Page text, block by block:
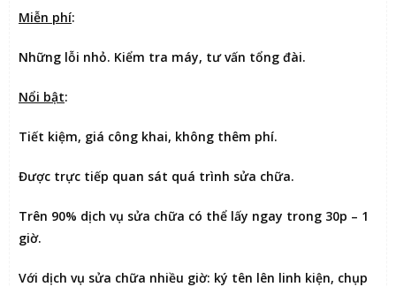
Miễn phí:
Những lỗi nhỏ. Kiểm tra máy, tư vấn tổng đài.
Nổi bật:
Tiết kiệm, giá công khai, không thêm phí.
Được trực tiếp quan sát quá trình sửa chữa.
Trên 90% dịch vụ sửa chữa có thể lấy ngay trong 30p – 1
giờ.
Với dịch vụ sửa chữa nhiều giờ: ký tên lên linh kiện, chụp